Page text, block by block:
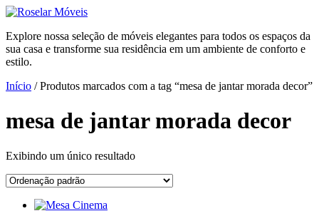
Ir
o
conteúdo
Explore nossa seleção de móveis elegantes para todos os espaços da
sua casa e transforme sua residência em um ambiente de conforto e
estilo.
Início / Produtos marcados com a tag “mesa de jantar morada decor”
mesa de jantar morada decor
Exibindo um único resultado